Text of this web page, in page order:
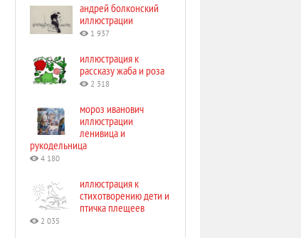
андрей болконский
иллюстрации
1 937
иллюстрация к
рассказу жаба и роза
2 318
мороз иванович
иллюстрации
ленивица и
рукодельница
4 180
иллюстрация к
стихотворению дети и
птичка плещеев
2 035